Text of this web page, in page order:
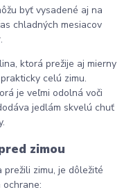
byť vysadené aj na
chladných mesiacov
ktorá prežije aj mierny
celú zimu.
je veľmi odolná voči
jedlám skvelú chuť
zimou
zimu, je dôležité